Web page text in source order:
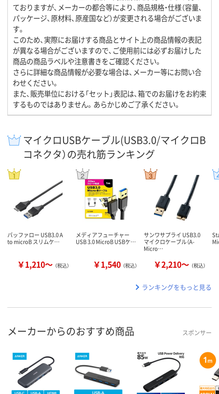
ておりますが、メーカーの都合等により、商品規格・仕様（容量、
パッケージ、原材料、原産国など）が変更される場合がございま
す。
このため、実際にお届けする商品とサイト上の商品情報の表記
が異なる場合がございますので、ご使用前には必ずお届けした
商品の商品ラベルや注意書きをご確認ください。
さらに詳細な商品情報が必要な場合は、メーカー等にお問い合
わせください。
また、販売単位における「セット」表記は、箱でのお届けをお約束
するものではありません。あらかじめご了承ください。
マイクロUSBケーブル(USB3.0/マイクロB
コネクタ）の売れ筋ランキング
バッファロー USB3.0 A
to microB スリムケ…
￥1,210～ （税込）
メディアフューチャー
USB 3.0 MicroB USBケ…
￥1,540 （税込）
サンワサプライ USB3.0
マイクロケーブル（A-
Micro…
￥2,210～ （税込）
ランキングをもっと見る
メーカーからのおすすめ商品 スポンサー